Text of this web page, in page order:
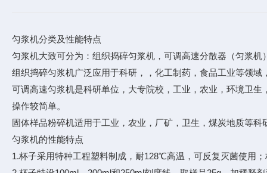
匀浆机分类及性能特点
匀浆机大致可分为：组织捣碎匀浆机，可调高速分散器（匀浆机
组织捣碎匀浆机广泛应用于科研，，化工制药，食品工业等领
可调高速匀浆机是科研单位，大专院校，工业，农业，环境卫
操作较简单。
固体样品粉碎机适用于工业，农业，厂矿，卫生，煤炭地质等
匀浆机的性能特点
1.杯子采用特种工程塑料制成，耐128℃高温，可反复灭菌使用